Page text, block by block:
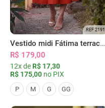
REF 2191
Vestido midi Fátima terracota
R$ 179,00
12x de R$ 17,30
R$ 175,00 no PIX
P M G GG